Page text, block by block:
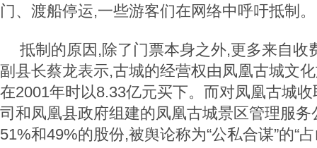
门、渡船停运,一些游客们在网络中呼吁抵制。
抵制的原因,除了门票本身之外,更多来自收
副县长蔡龙表示,古城的经营权由凤凰古城文
在2001年时以8.33亿元买下。而对凤凰古城
司和凤凰县政府组建的凤凰古城景区管理服
51%和49%的股份,被舆论称为“公私合谋”的“